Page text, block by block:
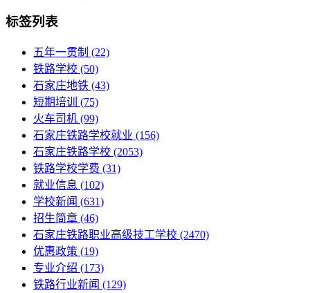
标签列表
五年一贯制 (22)
铁路学校 (50)
石家庄地铁 (43)
短期培训
(75)
火车司机 (99)
石家庄铁路学校就业 (156)
石家庄铁路学校 (2053)
铁路学校学费 (31)
就业信息 (102)
学校新闻 (631)
招生简章 (46)
石家庄铁路职业高级技工学校 (2470)
优惠政策 (19)
专业介绍 (173)
铁路行业新闻 (129)